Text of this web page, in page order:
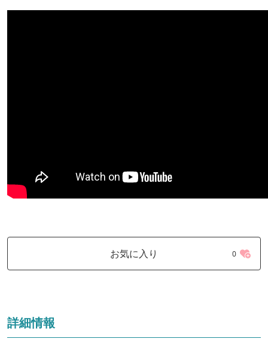
お気に入り 0
詳細情報